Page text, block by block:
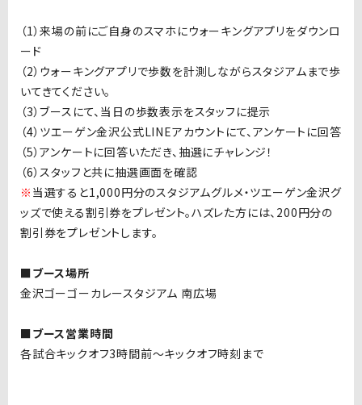
（1）来場の前にご自身のスマホにウォーキングアプリをダウンロ
ード
（2）ウォーキングアプリで歩数を計測しながらスタジアムまで歩
いてきてください。
（3）ブースにて、当日の歩数表示をスタッフに提示
（4）ツエーゲン金沢公式LINEアカウントにて、アンケートに回答
（5）アンケートに回答いただき、抽選にチャレンジ！
（6）スタッフと共に抽選画面を確認
※ 当選すると1,000円分のスタジアムグルメ・ツエーゲン金沢グ
ッズで使える割引券をプレゼント。ハズレた方には、200円分の
割引券をプレゼントします。
■ブース場所
金沢ゴーゴーカレースタジアム 南広場
■ブース営業時間
各試合キックオフ3時間前〜キックオフ時刻まで